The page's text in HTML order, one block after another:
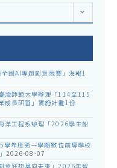
國AI專題創意競賽」海報1
灣師範大學辦理「114至115
成長研習」實施計畫1份
洋工程系辦理「2026學生船
年度第一學期數位前導學校
2026-08-07
意狂想巢向未來」2026年智